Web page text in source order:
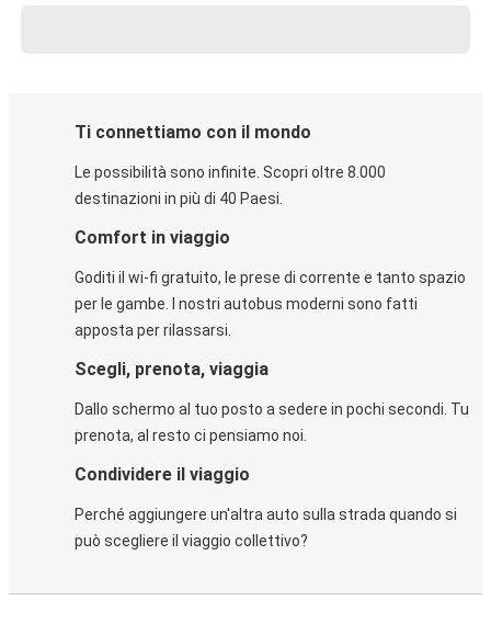
Ti connettiamo con il mondo
Le possibilità sono infinite. Scopri oltre 8.000
destinazioni in più di 40 Paesi.
Comfort in viaggio
Goditi il wi-fi gratuito, le prese di corrente e tanto spazio
per le gambe. I nostri autobus moderni sono fatti
apposta per rilassarsi.
Scegli, prenota, viaggia
Dallo schermo al tuo posto a sedere in pochi secondi. Tu
prenota, al resto ci pensiamo noi.
Condividere il viaggio
Perché aggiungere un'altra auto sulla strada quando si
può scegliere il viaggio collettivo?